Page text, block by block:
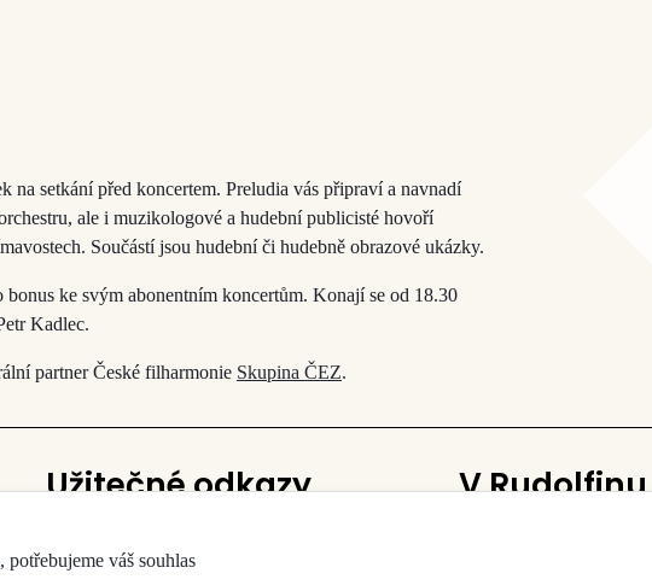
na setkání před koncertem. Preludia vás připraví a navnadí
ale i muzikologové a hudební publicisté hovoří
Součástí jsou hudební či hudebně obrazové ukázky.
ke svým abonentním koncertům. Konají se od 18.30
Kadlec.
partner České filharmonie Skupina ČEZ.
Užitečné odkazy
Mapa budovy a sálů
V
váš souhlas